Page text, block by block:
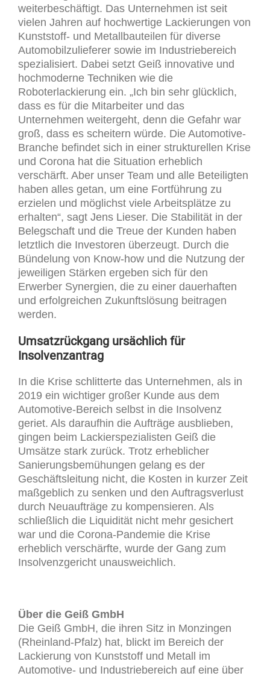
weiterbeschäftigt. Das Unternehmen ist seit
vielen Jahren auf hochwertige Lackierungen von
Kunststoff- und Metallbauteilen für diverse
Automobilzulieferer sowie im Industriebereich
spezialisiert. Dabei setzt Geiß innovative und
hochmoderne Techniken wie die
Roboterlackierung ein. „Ich bin sehr glücklich,
dass es für die Mitarbeiter und das
Unternehmen weitergeht, denn die Gefahr war
groß, dass es scheitern würde. Die Automotive-
Branche befindet sich in einer strukturellen Krise
und Corona hat die Situation erheblich
verschärft. Aber unser Team und alle Beteiligten
haben alles getan, um eine Fortführung zu
erzielen und möglichst viele Arbeitsplätze zu
erhalten“, sagt Jens Lieser. Die Stabilität in der
Belegschaft und die Treue der Kunden haben
letztlich die Investoren überzeugt. Durch die
Bündelung von Know-how und die Nutzung der
jeweiligen Stärken ergeben sich für den
Erwerber Synergien, die zu einer dauerhaften
und erfolgreichen Zukunftslösung beitragen
werden.
Umsatzrückgang ursächlich für
Insolvenzantrag
In die Krise schlitterte das Unternehmen, als in
2019 ein wichtiger großer Kunde aus dem
Automotive-Bereich selbst in die Insolvenz
geriet. Als daraufhin die Aufträge ausblieben,
gingen beim Lackierspezialisten Geiß die
Umsätze stark zurück. Trotz erheblicher
Sanierungsbemühungen gelang es der
Geschäftsleitung nicht, die Kosten in kurzer Zeit
maßgeblich zu senken und den Auftragsverlust
durch Neuaufträge zu kompensieren. Als
schließlich die Liquidität nicht mehr gesichert
war und die Corona-Pandemie die Krise
erheblich verschärfte, wurde der Gang zum
Insolvenzgericht unausweichlich.
Über die Geiß GmbH
Die Geiß GmbH, die ihren Sitz in Monzingen
(Rheinland-Pfalz) hat, blickt im Bereich der
Lackierung von Kunststoff und Metall im
Automotive- und Industriebereich auf eine über